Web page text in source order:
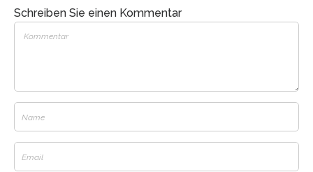
Schreiben Sie einen Kommentar